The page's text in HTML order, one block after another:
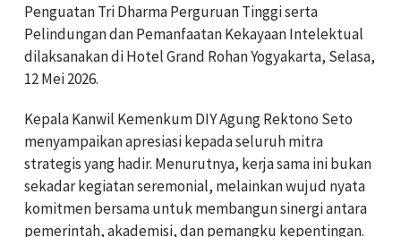
Penguatan Tri Dharma Perguruan Tinggi serta
Pelindungan dan Pemanfaatan Kekayaan Intelektual
dilaksanakan di Hotel Grand Rohan Yogyakarta, Selasa,
12 Mei 2026.
Kepala Kanwil Kemenkum DIY Agung Rektono Seto
menyampaikan apresiasi kepada seluruh mitra
strategis yang hadir. Menurutnya, kerja sama ini bukan
sekadar kegiatan seremonial, melainkan wujud nyata
komitmen bersama untuk membangun sinergi antara
pemerintah, akademisi, dan pemangku kepentingan.